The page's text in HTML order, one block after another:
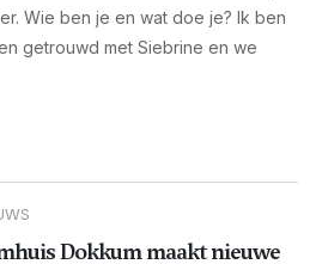
Wie ben je en wat doe je? Ik ben
getrouwd met Siebrine en we
Dokkum maakt nieuwe